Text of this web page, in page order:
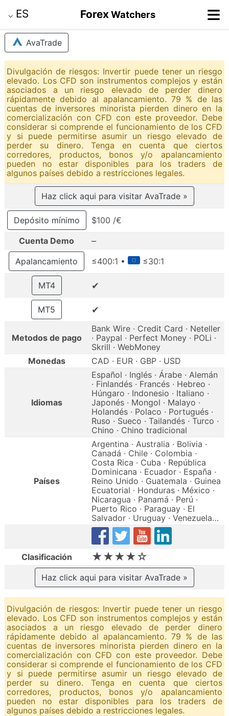
⌵ ES Forex Watchers ≡
AvaTrade
Divulgación de riesgos: Invertir puede tener un riesgo
elevado. Los CFD son instrumentos complejos y están
asociados a un riesgo elevado de perder dinero
rápidamente debido al apalancamiento. 79 % de las
cuentas de inversores minorista pierden dinero en la
comercialización con CFD con este proveedor. Debe
considerar si comprende el funcionamiento de los CFD
y si puede permitirse asumir un riesgo elevado de
perder su dinero. Tenga en cuenta que ciertos
corredores, productos, bonos y/o apalancamiento
pueden no estar disponibles para los traders de
algunos países debido a restricciones legales.
Haz click aqui para visitar AvaTrade »
Depósito mínimo
$100 /€
Cuenta Demo
–
Apalancamiento ≤400:1 • ≤30:1
MT4 ✔
MT5 ✔
Metodos de pago
Bank Wire · Credit Card · Neteller
· Paypal · Perfect Money · POLi ·
Skrill · WebMoney
Monedas
CAD · EUR · GBP · USD
Idiomas
Español · Inglés · Árabe · Alemán
· Finlandés · Francés · Hebreo ·
Húngaro · Indonesio · Italiano ·
Japonés · Mongol · Malayo ·
Holandés · Polaco · Portugués ·
Ruso · Sueco · Tailandés · Turco ·
Chino · Chino tradicional
Países
Argentina · Australia · Bolivia ·
Canadá · Chile · Colombia ·
Costa Rica · Cuba · República
Dominicana · Ecuador · España ·
Reino Unido · Guatemala · Guinea
Ecuatorial · Honduras · México ·
Nicaragua · Panamá · Perú ·
Puerto Rico · Paraguay · El
Salvador · Uruguay · Venezuela…
Clasificación ★★★★☆
Haz click aqui para visitar AvaTrade »
Divulgación de riesgos: Invertir puede tener un riesgo
elevado. Los CFD son instrumentos complejos y están
asociados a un riesgo elevado de perder dinero
rápidamente debido al apalancamiento. 79 % de las
cuentas de inversores minorista pierden dinero en la
comercialización con CFD con este proveedor. Debe
considerar si comprende el funcionamiento de los CFD
y si puede permitirse asumir un riesgo elevado de
perder su dinero. Tenga en cuenta que ciertos
corredores, productos, bonos y/o apalancamiento
pueden no estar disponibles para los traders de
algunos países debido a restricciones legales.